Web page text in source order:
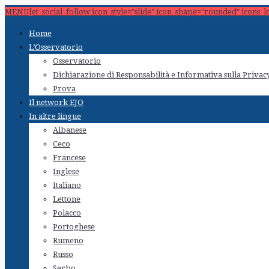
MENU[et_social_follow icon_style="slide" icon_shape="rounded"
Home
L’Osservatorio
Osservatorio
Dichiarazione di Responsabilità e Informativa sulla
Prova
Il network EJO
In altre lingue
Albanese
Ceco
Francese
Inglese
Italiano
Lettone
Polacco
Portoghese
Rumeno
Russo